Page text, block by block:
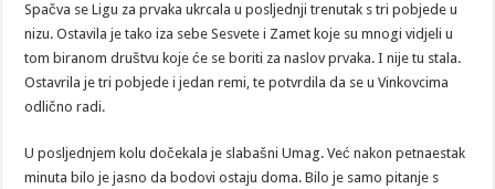
Spačva se Ligu za prvaka ukrcala u posljednji trenutak s tri pobjede u
nizu. Ostavila je tako iza sebe Sesvete i Zamet koje su mnogi vidjeli u
tom biranom društvu koje će se boriti za naslov prvaka. I nije tu stala.
Ostavrila je tri pobjede i jedan remi, te potvrdila da se u Vinkovcima
odlično radi.
U posljednjem kolu dočekala je slabašni Umag. Već nakon petnaestak
minuta bilo je jasno da bodovi ostaju doma. Bilo je samo pitanje s